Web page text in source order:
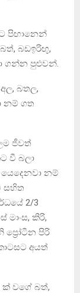
පිඟානෙන්
බඩඉරිඟු,
ගන්න පුළුවන්.
බතල,
නම් ගත
ජීවත්
වී බලා
නම්
සහිත
2/3
මාංස, කිරි,
ප්‍රෝටීන පිරි
අයත්
වගේ බත්,